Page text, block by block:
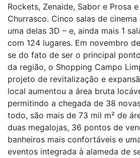
Rockets, Zenaide, Sabor e Prosa
Churrasco. Cinco salas de
uma delas 3D – e, ainda mais 1
com 124 lugares. Em novembro
se do fato de ser o principal
da região, o Shopping Campo
projeto de revitalização e
local aumentou a área bruta
permitindo a chegada de 38
todo, são mais de 73 mil m² de
duas megalojas, 36 pontos de
banheiros mais confortáveis e
eventos integrada à alameda de